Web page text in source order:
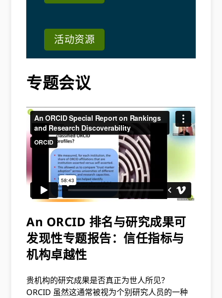
活动资​​源
专题会议
An ORCID 排名与研究成果可
发现性专题报告：信任指标与
机构卓越性
贵机构的研究成果是否真正为世人所见？
ORCID 虽然这通常被视为个别研究人员的一种